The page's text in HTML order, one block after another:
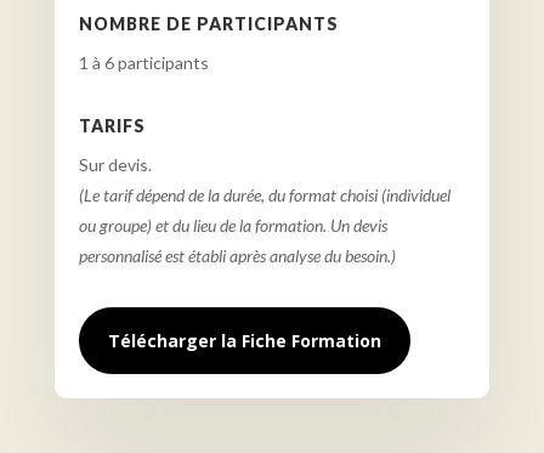
NOMBRE DE PARTICIPANTS
1 à 6 participants
TARIFS
Sur devis.
(Le tarif dépend de la durée, du format choisi (individuel
ou groupe) et du lieu de la formation. Un devis
personnalisé est établi après analyse du besoin.)
Télécharger la Fiche Formation